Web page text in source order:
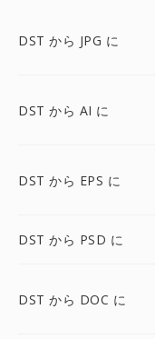
DST から JPG に
DST から AI に
DST から EPS に
DST から PSD に
DST から DOC に